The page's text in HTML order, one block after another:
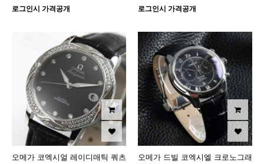
로그인시 가격공개 로그인시 가격공개
오메가 코엑시얼 레이디매틱 쿼츠
오메가 드빌 코엑시엘 크로노그래